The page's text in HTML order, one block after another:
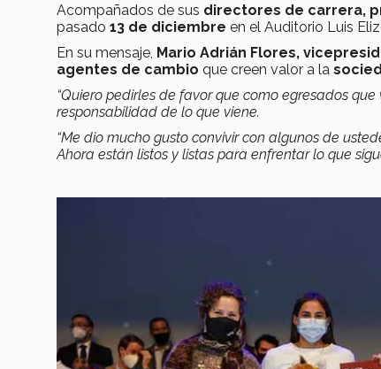
Acompañados de sus directores de carrera,
pasado 13 de diciembre en el Auditorio Luis
En su mensaje, Mario Adrián Flores,
agentes de cambio que creen valor a la
“Quiero pedirles de favor que como egresados
responsabilidad de lo que viene.
“Me dio mucho gusto convivir con algunos de
Ahora están listos y listas para enfrentar lo que